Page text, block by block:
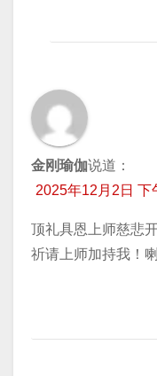
金刚瑜伽说道：
2025年12月2日 下
顶礼具恩上师慈悲
祈请上师加持我！